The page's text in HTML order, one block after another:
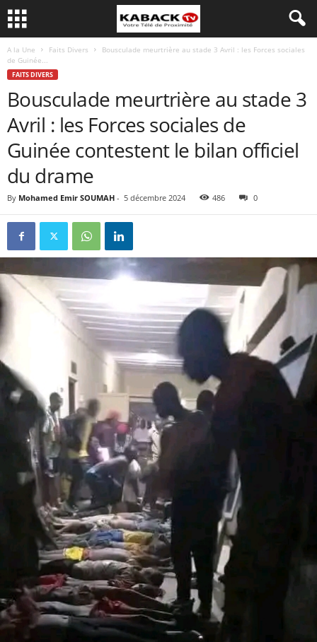
A la Une Faits Divers
Bousculade meurtrière au stade 3 Avril : les Forces sociales
de Guinée...
FAITS DIVERS
Bousculade meurtrière au stade 3
Avril : les Forces sociales de
Guinée contestent le bilan officiel
du drame
By Mohamed Emir SOUMAH - 5 décembre 2024 486 0